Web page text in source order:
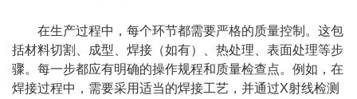
在生产过程中，每个环节都需要严格的质量控制。这包
括材料切割、成型、焊接（如有）、热处理、表面处理等步
骤。每一步都应有明确的操作规程和质量检查点。例如，在
焊接过程中，需要采用适当的焊接工艺，并通过X射线检测